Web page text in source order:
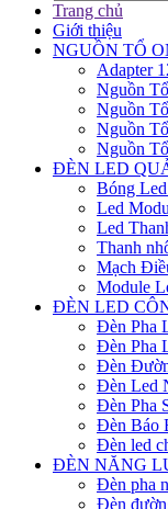
Trang chủ
Giới thiệu
NGUỒN TỔ
Adapter
Nguồn
Nguồn
Nguồn
Nguồn
ĐÈN LED
Bóng
Led
Led
Thanh
Mạch
Module
ĐÈN LED
Đèn Pha
Đèn Pha
Đèn
Đèn Led
Đèn Pha
Đèn Báo
Đèn led
ĐÈN NĂNG
Đèn pha
Đèn